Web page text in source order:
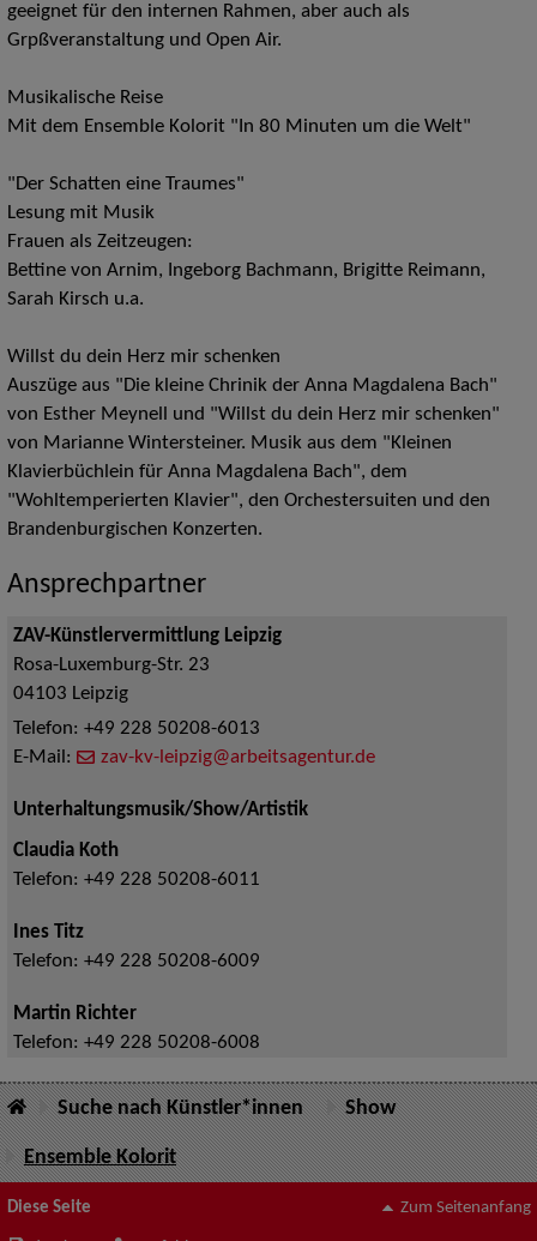
geeignet für den internen Rahmen, aber auch als
Grpßveranstaltung und Open Air.
Musikalische Reise
Mit dem Ensemble Kolorit "In 80 Minuten um die Welt"
"Der Schatten eine Traumes"
Lesung mit Musik
Frauen als Zeitzeugen:
Bettine von Arnim, Ingeborg Bachmann, Brigitte Reimann,
Sarah Kirsch u.a.
Willst du dein Herz mir schenken
Auszüge aus "Die kleine Chrinik der Anna Magdalena Bach"
von Esther Meynell und "Willst du dein Herz mir schenken"
von Marianne Wintersteiner. Musik aus dem "Kleinen
Klavierbüchlein für Anna Magdalena Bach", dem
"Wohltemperierten Klavier", den Orchestersuiten und den
Brandenburgischen Konzerten.
Ansprechpartner
ZAV-Künstlervermittlung Leipzig
Rosa-Luxemburg-Str. 23
04103 Leipzig
Telefon: +49 228 50208-6013
E-Mail:
zav-kv-leipzig@arbeitsagentur.de
Unterhaltungsmusik/Show/Artistik
Claudia Koth
Telefon: +49 228 50208-6011
Ines Titz
Telefon: +49 228 50208-6009
Martin Richter
Telefon: +49 228 50208-6008
Suche nach Künstler*innen Show
Ensemble Kolorit
Diese Seite Zum Seitenanfang